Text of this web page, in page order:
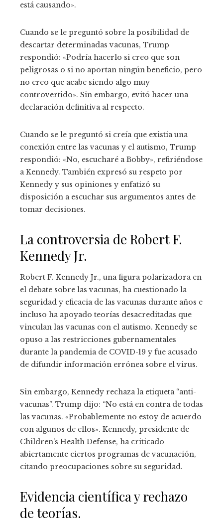
está causando».
Cuando se le preguntó sobre la posibilidad de
descartar determinadas vacunas, Trump
respondió: «Podría hacerlo si creo que son
peligrosas o si no aportan ningún beneficio, pero
no creo que acabe siendo algo muy
controvertido». Sin embargo, evitó hacer una
declaración definitiva al respecto.
Cuando se le preguntó si creía que existía una
conexión entre las vacunas y el autismo, Trump
respondió: «No, escucharé a Bobby», refiriéndose
a Kennedy. También expresó su respeto por
Kennedy y sus opiniones y enfatizó su
disposición a escuchar sus argumentos antes de
tomar decisiones.
La controversia de Robert F.
Kennedy Jr.
Robert F. Kennedy Jr., una figura polarizadora en
el debate sobre las vacunas, ha cuestionado la
seguridad y eficacia de las vacunas durante años e
incluso ha apoyado teorías desacreditadas que
vinculan las vacunas con el autismo. Kennedy se
opuso a las restricciones gubernamentales
durante la pandemia de COVID-19 y fue acusado
de difundir información errónea sobre el virus.
Sin embargo, Kennedy rechaza la etiqueta “anti-
vacunas”. Trump dijo: “No está en contra de todas
las vacunas. «Probablemente no estoy de acuerdo
con algunos de ellos». Kennedy, presidente de
Children's Health Defense, ha criticado
abiertamente ciertos programas de vacunación,
citando preocupaciones sobre su seguridad.
Evidencia científica y rechazo
de teorías.